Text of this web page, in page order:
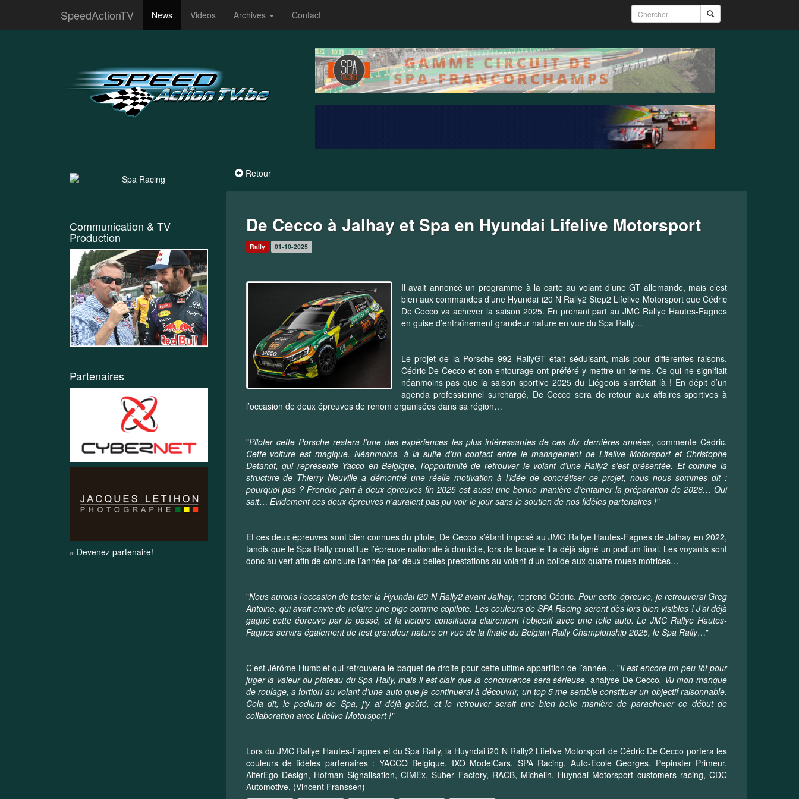
SpeedActionTV News Videos Archives Contact
Retour
De Cecco à Jalhay et Spa en Hyundai Lifelive Motorsport
Rally 01-10-2025
Il avait annoncé un programme à la carte au volant d’une GT allemande, mais c’est
bien aux commandes d’une Hyundai i20 N Rally2 Step2 Lifelive Motorsport que Cédric
De Cecco va achever la saison 2025. En prenant part au JMC Rallye Hautes-Fagnes
en guise d’entraînement grandeur nature en vue du Spa Rally…
Le projet de la Porsche 992 RallyGT était séduisant, mais pour différentes raisons,
Cédric De Cecco et son entourage ont préféré y mettre un terme. Ce qui ne signifiait
néanmoins pas que la saison sportive 2025 du Liégeois s’arrêtait là ! En dépit d’un
agenda professionnel surchargé, De Cecco sera de retour aux affaires sportives à
l’occasion de deux épreuves de renom organisées dans sa région…
"Piloter cette Porsche restera l’une des expériences les plus intéressantes de ces dix dernières années, commente Cédric.
Cette voiture est magique. Néanmoins, à la suite d’un contact entre le management de Lifelive Motorsport et Christophe
Detandt, qui représente Yacco en Belgique, l’opportunité de retrouver le volant d’une Rally2 s’est présentée. Et comme la
structure de Thierry Neuville a démontré une réelle motivation à l’idée de concrétiser ce projet, nous nous sommes dit :
pourquoi pas ? Prendre part à deux épreuves fin 2025 est aussi une bonne manière d’entamer la préparation de 2026… Qui
sait… Evidement ces deux épreuves n'auraient pas pu voir le jour sans le soutien de nos fidèles partenaires !"
Et ces deux épreuves sont bien connues du pilote, De Cecco s’étant imposé au JMC Rallye Hautes-Fagnes de Jalhay en 2022,
tandis que le Spa Rally constitue l’épreuve nationale à domicile, lors de laquelle il a déjà signé un podium final. Les voyants sont
donc au vert afin de conclure l’année par deux belles prestations au volant d’un bolide aux quatre roues motrices…
"Nous aurons l’occasion de tester la Hyundai i20 N Rally2 avant Jalhay, reprend Cédric.Pour cette épreuve, je retrouverai Greg
Antoine, qui avait envie de refaire une pige comme copilote. Les couleurs de SPA Racing seront dès lors bien visibles ! J’ai déjà
gagné cette épreuve par le passé, et la victoire constituera clairement l’objectif avec une telle auto. Le JMC Rallye Hautes-
Fagnes servira également de test grandeur nature en vue de la finale du Belgian Rally Championship 2025, le Spa Rally…"
C’est Jérôme Humblet qui retrouvera le baquet de droite pour cette ultime apparition de l’année… "Il est encore un peu tôt pour
juger la valeur du plateau du Spa Rally, mais il est clair que la concurrence sera sérieuse, analyse De Cecco. Vu mon manque
de roulage, a fortiori au volant d’une auto que je continuerai à découvrir, un top 5 me semble constituer un objectif raisonnable.
Cela dit, le podium de Spa, j’y ai déjà goûté, et le retrouver serait une bien belle manière de parachever ce début de
collaboration avec Lifelive Motorsport !"
Lors du JMC Rallye Hautes-Fagnes et du Spa Rally, la Huyndai i20 N Rally2 Lifelive Motorsport de Cédric De Cecco portera les
couleurs de fidèles partenaires : YACCO Belgique, IXO ModelCars, SPA Racing, Auto-Ecole Georges, Pepinster Primeur,
AlterEgo Design, Hofman Signalisation, CIMEx, Suber Factory, RACB, Michelin, Huyndai Motorsport customers racing, CDC
Automotive. (Vincent Franssen)
Communication & TV
Production
Partenaires
» Devenez partenaire!